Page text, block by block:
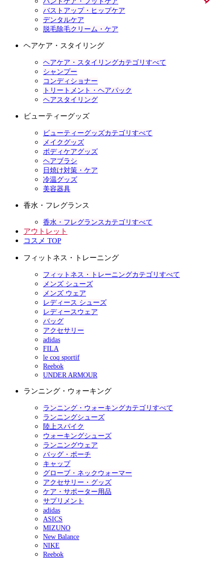
バストアップ・ヒップケア
デンタルケア
脱毛除毛クリーム・ケア
ヘアケア・スタイリング
ヘアケア・スタイリングカテゴリすべて
シャンプー
コンディショナー
トリートメント・ヘアパック
ヘアスタイリング
ビューティーグッズ
ビューティーグッズカテゴリすべて
メイクグッズ
ボディケアグッズ
ヘアブラシ
日焼け対策・ケア
冷温グッズ
美容器具
香水・フレグランス
香水・フレグランスカテゴリすべて
アウトレット
コスメ TOP
フィットネス・トレーニング
フィットネス・トレーニングカテゴリすべて
メンズ シューズ
メンズ ウェア
レディース シューズ
レディースウェア
バッグ
アクセサリー
adidas
FILA
le coq sportif
Reebok
UNDER ARMOUR
ランニング・ウォーキング
ランニング・ウォーキングカテゴリすべて
ランニングシューズ
陸上スパイク
ウォーキングシューズ
ランニングウェア
バッグ・ポーチ
キャップ
グローブ・ネックウォーマー
アクセサリー・グッズ
ケア・サポーター用品
サプリメント
adidas
ASICS
MIZUNO
New Balance
NIKE
Reebok